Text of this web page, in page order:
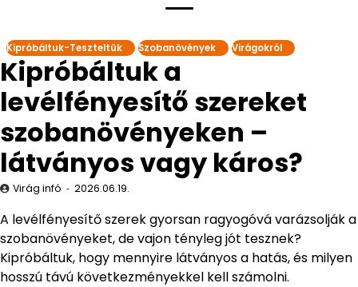
Kipróbáltuk-Teszteltük Szobanövények Virágokról
Kipróbáltuk a
levélfényesítő szereket
szobanövényeken –
látványos vagy káros?
Virág infó 2026.06.19.
A levélfényesítő szerek gyorsan ragyogóvá varázsolják a
szobanövényeket, de vajon tényleg jót tesznek?
Kipróbáltuk, hogy mennyire látványos a hatás, és milyen
hosszú távú következményekkel kell számolni.